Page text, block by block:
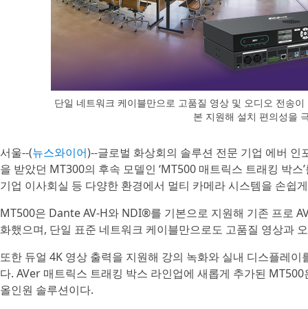
단일 네트워크 케이블만으로 고품질 영상 및 오디오 전송
본 지원해 설치 편의성을
서울--(뉴스와이어)--글로벌 화상회의 솔루션 전문 기업 에버
을 받았던 MT300의 후속 모델인 ‘MT500 매트릭스 트래킹 박
기업 이사회실 등 다양한 환경에서 멀티 카메라 시스템을 손쉽
MT500은 Dante AV-H와 NDI®를 기본으로 지원해 기존 프로
화했으며, 단일 표준 네트워크 케이블만으로도 고품질 영상과
또한 듀얼 4K 영상 출력을 지원해 강의 녹화와 실내 디스플레
다. AVer 매트릭스 트래킹 박스 라인업에 새롭게 추가된
올인원 솔루션이다.